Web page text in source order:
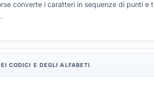
converte i caratteri in sequenze di punti
CODICI E DEGLI ALFABETI